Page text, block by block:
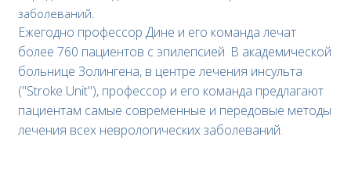
заболеваний.
Ежегодно профессор Дине и его команда лечат
более 760 пациентов с эпилепсией. В академической
больнице Золингена, в центре лечения инсульта
("Stroke Unit"), профессор и его команда предлагают
пациентам самые современные и передовые методы
лечения всех неврологических заболеваний.